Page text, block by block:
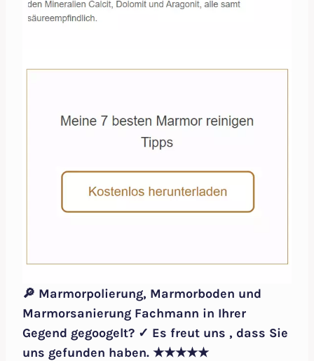
🔎 Marmorpolierung, Marmorboden und
Marmorsanierung Fachmann in Ihrer
Gegend gegoogelt? ✓ Es freut uns , dass Sie
uns gefunden haben. ★★★★★